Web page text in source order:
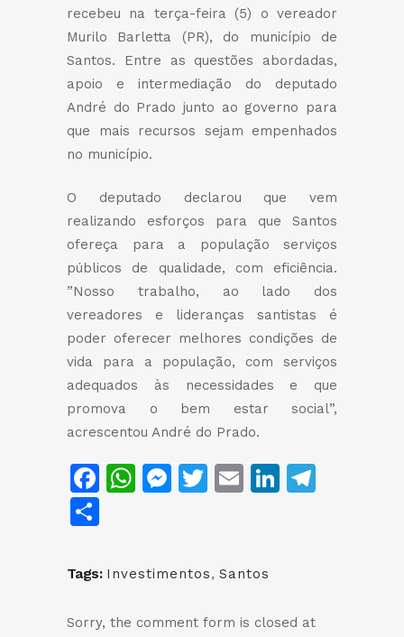
recebeu na terça-feira (5) o vereador
Murilo Barletta (PR), do município de
Santos. Entre as questões abordadas,
apoio e intermediação do deputado
André do Prado junto ao governo para
que mais recursos sejam empenhados
no município.
O deputado declarou que vem
realizando esforços para que Santos
ofereça para a população serviços
públicos de qualidade, com eficiência.
”Nosso trabalho, ao lado dos
vereadores e lideranças santistas é
poder oferecer melhores condições de
vida para a população, com serviços
adequados às necessidades e que
promova o bem estar social”,
acrescentou André do Prado.
Facebook
WhatsApp
Messenger
Twitter
EmailLinkedIn
Tags: Investimentos, Santos
Sorry, the comment form is closed at